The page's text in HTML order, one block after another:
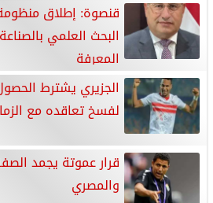
قنصوة: إطلاق
البحث العلمي
المعرفة
الجزيري يشترط
لفسخ تعاقده مع
قرار عموتة يجمد
والمصري